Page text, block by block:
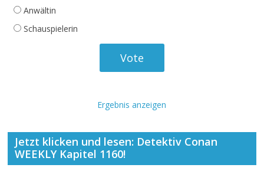
Anwältin
Schauspielerin
Ergebnis anzeigen
Jetzt klicken und lesen: Detektiv Conan
WEEKLY Kapitel 1160!